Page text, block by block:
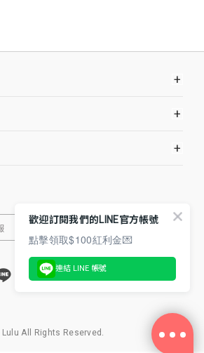
+
+
+
All Rights Reserved.
歡迎訂閱我們的LINE官方帳號
點擊領取$100紅利金💌
連結 LINE 帳號